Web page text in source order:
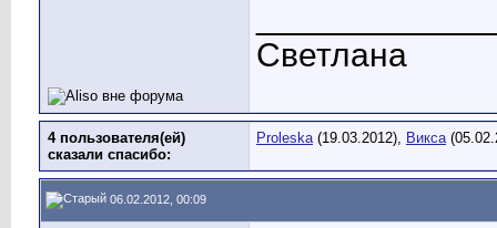
Светлана
4 пользователя(ей)
сказали cпасибо:
Proleska(19.03.2012), Викса
06.02.2012, 00:09